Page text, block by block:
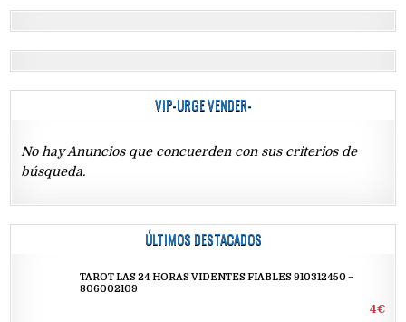
VIP-URGE VENDER-
No hay Anuncios que concuerden con sus criterios de
búsqueda.
ÚLTIMOS DESTACADOS
TAROT LAS 24 HORAS VIDENTES FIABLES 910312450 –
806002109
4€